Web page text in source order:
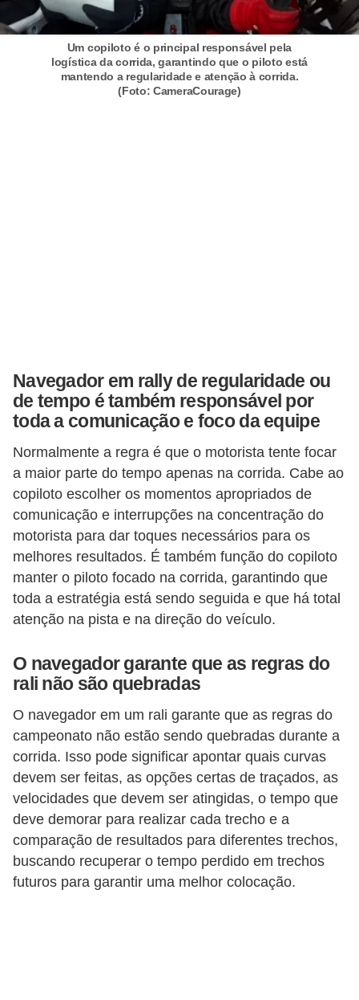
Um copiloto é o principal responsável pela
logística da corrida, garantindo que o piloto está
mantendo a regularidade e atenção à corrida.
(Foto: CameraCourage)
Navegador em rally de regularidade ou
de tempo é também responsável por
toda a comunicação e foco da equipe
Normalmente a regra é que o motorista tente focar
a maior parte do tempo apenas na corrida. Cabe ao
copiloto escolher os momentos apropriados de
comunicação e interrupções na concentração do
motorista para dar toques necessários para os
melhores resultados. É também função do copiloto
manter o piloto focado na corrida, garantindo que
toda a estratégia está sendo seguida e que há total
atenção na pista e na direção do veículo.
O navegador garante que as regras do
rali não são quebradas
O navegador em um rali garante que as regras do
campeonato não estão sendo quebradas durante a
corrida. Isso pode significar apontar quais curvas
devem ser feitas, as opções certas de traçados, as
velocidades que devem ser atingidas, o tempo que
deve demorar para realizar cada trecho e a
comparação de resultados para diferentes trechos,
buscando recuperar o tempo perdido em trechos
futuros para garantir uma melhor colocação.
c
d
e
c
e
s
s
ó
r
i
s
a
u
t
o
m
o
t
i
v